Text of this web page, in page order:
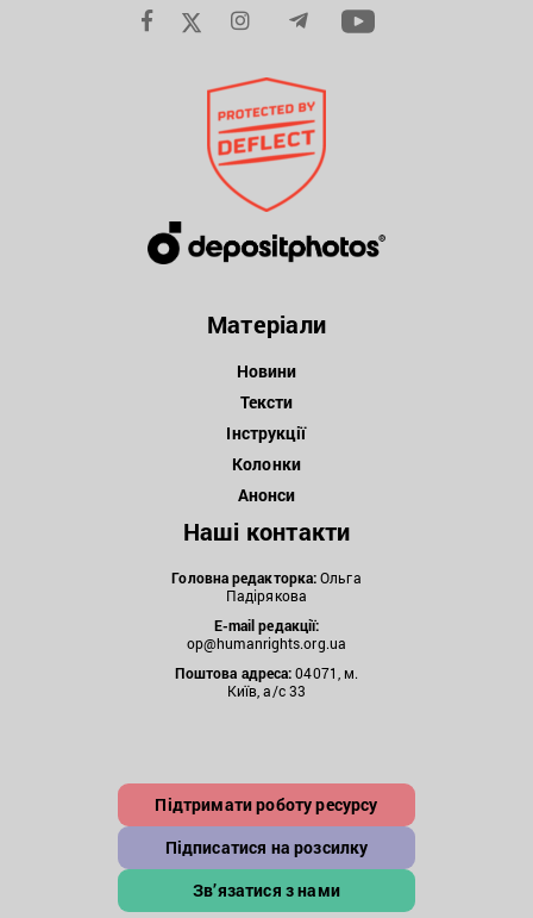
Матеріали
Новини
Тексти
Інструкції
Колонки
Анонси
Наші контакти
Головна редакторка:Ольга
Падірякова
E-mail редакції:
op@humanrights.org.ua
Поштова адреса:04071, м.
Київ, а/с 33
Підтримати роботу ресурсу
Підписатися на розсилку
Зв’язатися з нами